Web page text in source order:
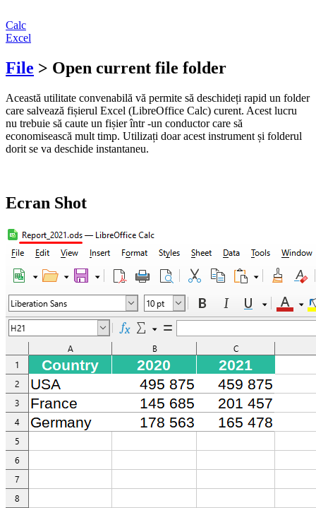
Calc
Excel
File > Open current file folder
Această utilitate convenabilă vă permite să deschideți rapid un folder
care salvează fișierul Excel (LibreOffice Calc) curent. Acest lucru
nu trebuie să caute un fișier într -un conductor care să
economisească mult timp. Utilizați doar acest instrument și folderul
dorit se va deschide instantaneu.
Ecran Shot